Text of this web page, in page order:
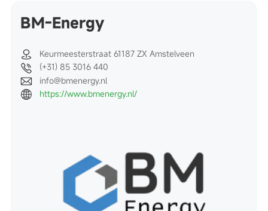
BM-Energy
Keurmeesterstraat 61187 ZX Amstelveen
(+31) 85 3016 440
info@bmenergy.nl
https://www.bmenergy.nl/